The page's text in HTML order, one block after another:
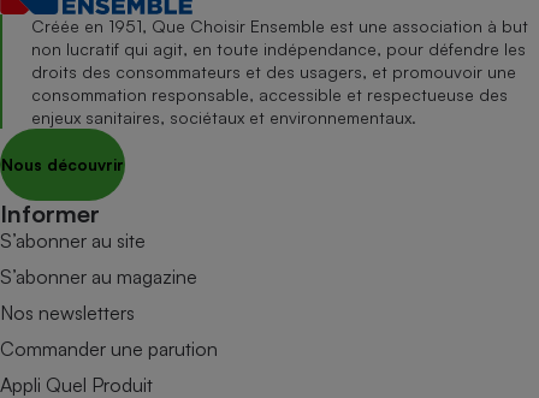
Créée en 1951, Que Choisir Ensemble est une association à but
non lucratif qui agit, en toute indépendance, pour défendre les
droits des consommateurs et des usagers, et promouvoir une
consommation responsable, accessible et respectueuse des
enjeux sanitaires, sociétaux et environnementaux.
Nous découvrir
Informer
S’abonner au site
S’abonner au magazine
Nos newsletters
Commander une parution
Appli Quel Produit